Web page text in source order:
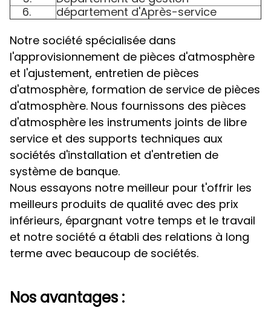
6.
département d'Après-service
Notre société spécialisée dans
l'approvisionnement de pièces d'atmosphère
et l'ajustement, entretien de pièces
d'atmosphère, formation de service de pièces
d'atmosphère. Nous fournissons des pièces
d'atmosphère les instruments joints de libre
service et des supports techniques aux
sociétés d'installation et d'entretien de
système de banque.
Nous essayons notre meilleur pour t'offrir les
meilleurs produits de qualité avec des prix
inférieurs, épargnant votre temps et le travail
et notre société a établi des relations à long
terme avec beaucoup de sociétés.
Nos avantages :